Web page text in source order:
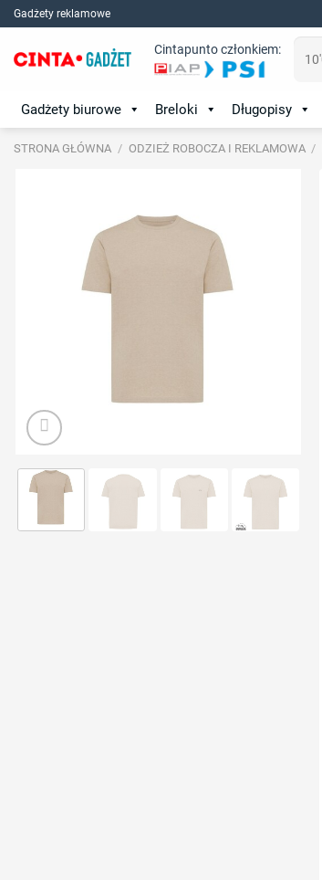
Skip
to
content
Gadżety reklamowe
Cintapunto członkiem:
Gadżety biurowe Breloki Długopisy
STRONA GŁÓWNA / ODZIEŻ ROBOCZA I REKLAMOWA /